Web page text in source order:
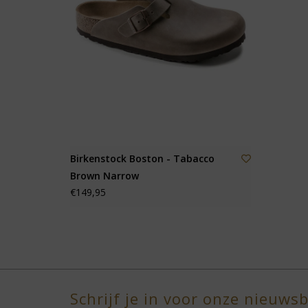
Birkenstock Boston - Tabacco
Brown Narrow
€149,95
Schrijf je in voor onze